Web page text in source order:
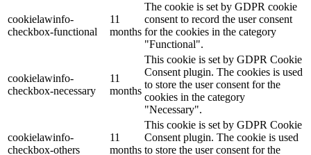
cookielawinfo-
checkbox-functional
11
months
The cookie is set by GDPR cookie
consent to record the user consent
for the cookies in the category
"Functional".
cookielawinfo-
checkbox-necessary
11
months
This cookie is set by GDPR Cookie
Consent plugin. The cookies is used
to store the user consent for the
cookies in the category
"Necessary".
cookielawinfo-
checkbox-others
11
months
This cookie is set by GDPR Cookie
Consent plugin. The cookie is used
to store the user consent for the